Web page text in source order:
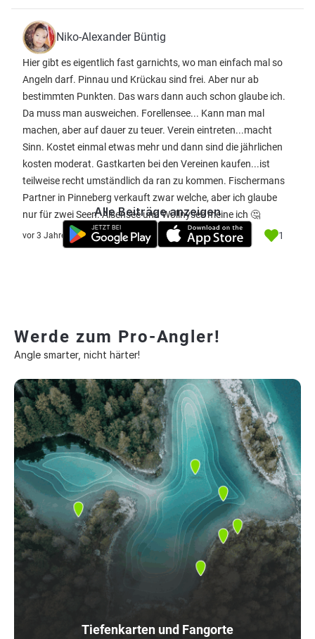
Niko-Alexander Büntig
Hier gibt es eigentlich fast garnichts, wo man einfach mal so
Angeln darf. Pinnau und Krückau sind frei. Aber nur ab
bestimmten Punkten. Das wars dann auch schon glaube ich.
Da muss man ausweichen. Forellensee... Kann man mal
machen, aber auf dauer zu teuer. Verein eintreten...macht
Sinn. Kostet einmal etwas mehr und dann sind die jährlichen
kosten moderat. Gastkarten bei den Vereinen kaufen...ist
teilweise recht umständlich da ran zu kommen. Fischermans
Partner in Pinneberg verkauft zwar welche, aber ich glaube
nur für zwei Seen. Alsensee und Wollnysee meine ich 🤔
vor 3 Jahre 1
Alle Beiträge anzeigen
Werde zum Pro-Angler!
Angle smarter, nicht härter!
Tiefenkarten und Fangorte